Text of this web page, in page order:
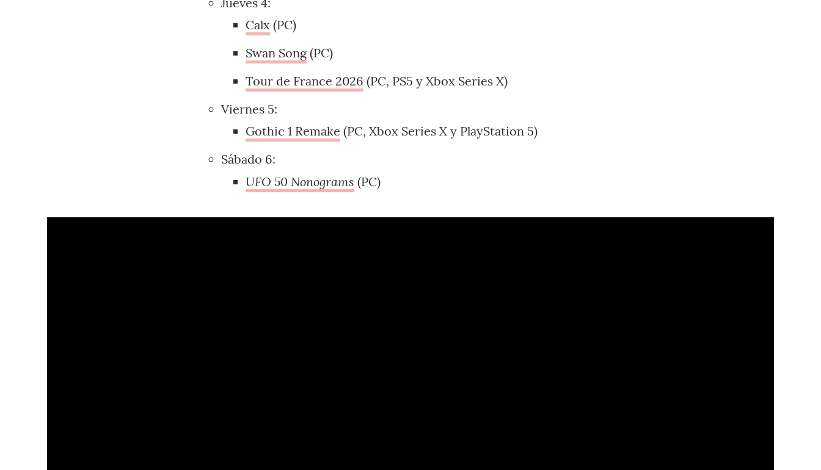
Calx (PC)
Swan Song(PC)
Tour de France 2026 (PC, PS5 y Xbox Series X)
Viernes 5:
Gothic 1 Remake (PC, Xbox Series X y PlayStation 5)
Sábado 6:
UFO 50 Nonograms (PC)